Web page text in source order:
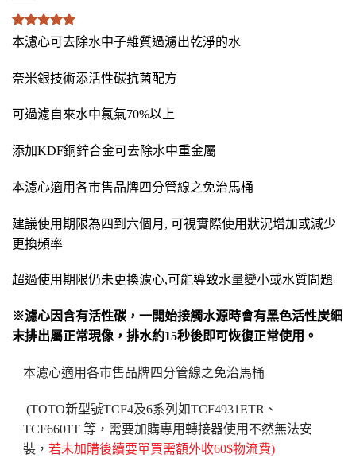
顧客
63
留下
了評分
為5)
本濾心可去除水中子雜質過濾出乾淨的水
奈米銀技術添活性碳抗菌配方
可過濾自來水中氯氣70%以上
添加KDF銅鋅合金可去除水中重金屬
本濾心適用各市售品牌四分管線之免治馬桶
建議使用期限為四到六個月 , 可視實際使用狀況增加或減少
更換頻率
超過使用期限仍未更換濾心,可能導致水量變小或水質問題
※濾心因含有活性碳，一開始接觸水源時會有黑色活性炭細
末排出屬正常現像，排水約15秒後即可恢復正常使用。
本濾心適用各市售品牌四分管線之免治馬桶
(TOTO新型號TCF4及6系列如TCF4931ETR、
TCF6601T 等，需要加購專用轉接器使用不然無法安
裝， 若未加購後續要單買需額外收60$物流費)